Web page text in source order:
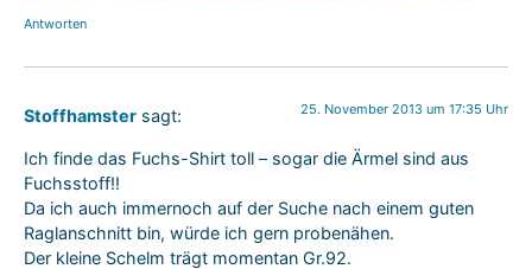
Antworten
Stoffhamster sagt: 25. November 2013 um 17:35 Uhr
Ich finde das Fuchs-Shirt toll – sogar die Ärmel sind aus
Fuchsstoff!!
Da ich auch immernoch auf der Suche nach einem guten
Raglanschnitt bin, würde ich gern probenähen.
Der kleine Schelm trägt momentan Gr.92.